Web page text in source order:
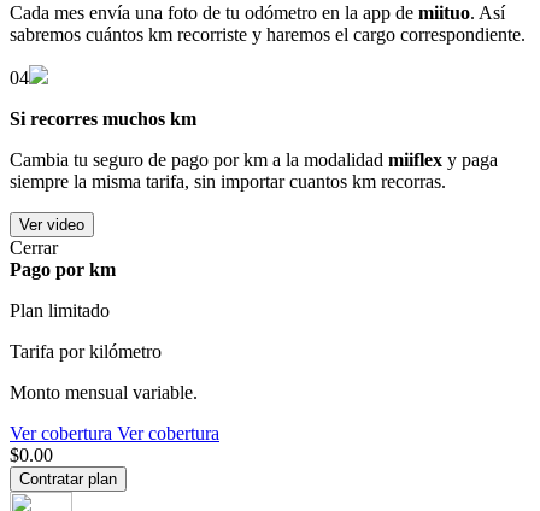
Cada mes envía una foto de tu odómetro en la app de miituo. Así
sabremos cuántos km recorriste y haremos el cargo correspondiente.
04
Si recorres muchos km
Cambia tu seguro de pago por km a la modalidad miiflex y paga
siempre la misma tarifa, sin importar cuantos km recorras.
Ver video
Cerrar
Pago por km
Plan limitado
Tarifa por kilómetro
Monto mensual variable.
Ver cobertura Ver cobertura
$0.00
Contratar plan